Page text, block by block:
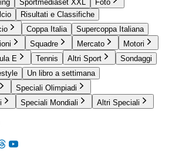
Sportmediaset XXL
Foto
Risultati e Classifiche
Coppa Italia
Supercoppa Italiana
Squadre Mercato
Motori
E Tennis Altri Sport
Sondaggi
Un libro a settimana
Speciali Olimpiadi
Speciali Mondiali Altri Speciali